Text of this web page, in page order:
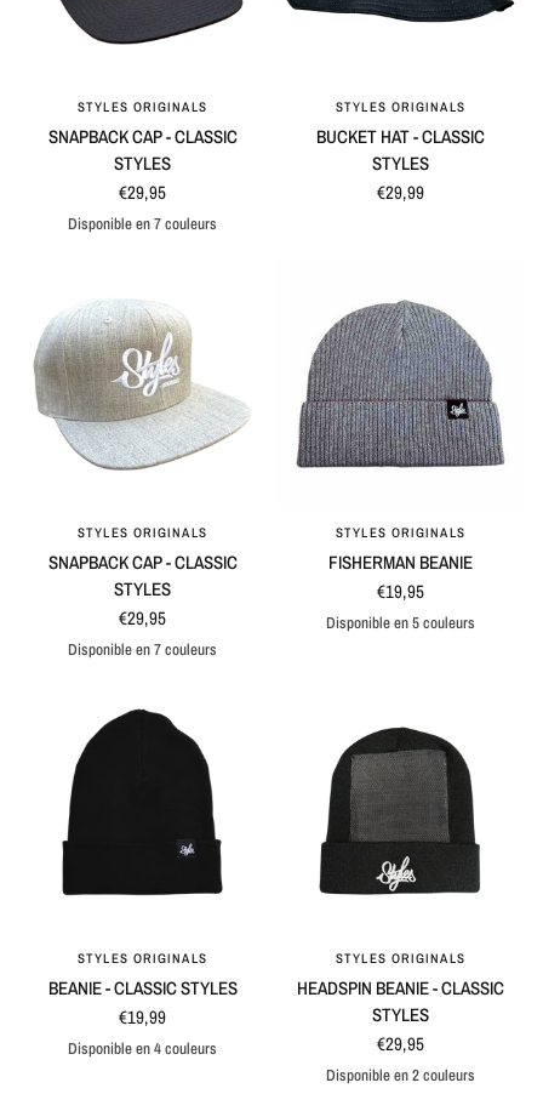
APERÇU RAPIDE
STYLES ORIGINALS
SNAPBACK CAP - CLASSIC
STYLES
€29,95
Black / GreyBlue / GreyNatural / BlackBlackMaroon
BlueGrey
Disponible en 7 couleurs
APERÇU RAPIDE
STYLES ORIGINALS
BUCKET HAT - CLASSIC
STYLES
€29,99
APERÇU RAPIDE
STYLES ORIGINALS
SNAPBACK CAP - CLASSIC
STYLES
€29,95
GreyBlackMaroon
BlueBlack / GreyBlue / GreyNatural / Black
Disponible en 7 couleurs
APERÇU RAPIDE
STYLES ORIGINALS
FISHERMAN BEANIE
€19,95
BlackNavyGreenNatural
Grey
Disponible en 5 couleurs
APERÇU RAPIDE
STYLES ORIGINALS
BEANIE - CLASSIC STYLES
€19,99
BlackNavyGreyNatural
Disponible en 4 couleurs
APERÇU RAPIDE
STYLES ORIGINALS
HEADSPIN BEANIE - CLASSIC
STYLES
€29,95
Disponible en 2 couleurs